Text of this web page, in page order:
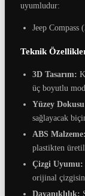
uyumludur:
Jeep Compass
Teknik
3D Tasarım:
üç boyutlu
Yüzey
sağlayacak
ABS Malzeme:
plastikten
Çizgi Uyumu:
orijinal
Dayanıklılık: